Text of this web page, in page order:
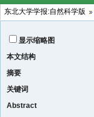
东北大学学报:自然科学版
显示缩略图
本文结构
摘要
关键词
Abstract